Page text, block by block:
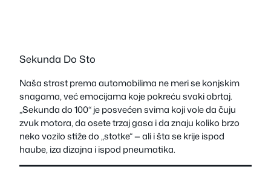
Sekunda Do Sto
Naša strast prema automobilima ne meri se konjskim
snagama, već emocijama koje pokreću svaki obrtaj.
„Sekunda do 100“ je posvećen svima koji vole da čuju
zvuk motora, da osete trzaj gasa i da znaju koliko brzo
neko vozilo stiže do „stotke“ — ali i šta se krije ispod
haube, iza dizajna i ispod pneumatika.